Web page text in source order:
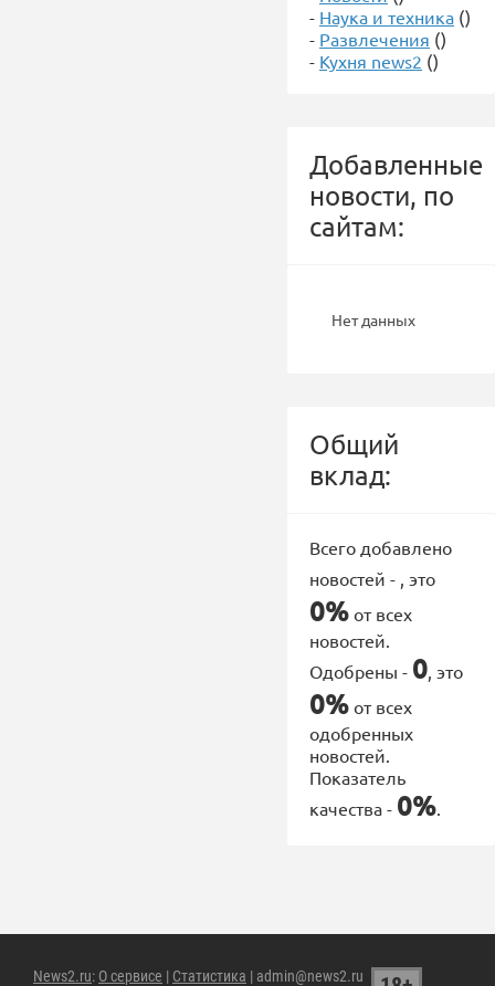
- Наука и техника ()
- Развлечения ()
- Кухня news2 ()
Добавленные
новости, по
сайтам:
Нет данных
Общий
вклад:
Всего добавлено
новостей - , это
0% от всех
новостей.
Одобрены - 0, это
0% от всех
одобренных
новостей.
Показатель
качества - 0%.
News2.ru: О сервисе | Статистика | admin@news2.ru